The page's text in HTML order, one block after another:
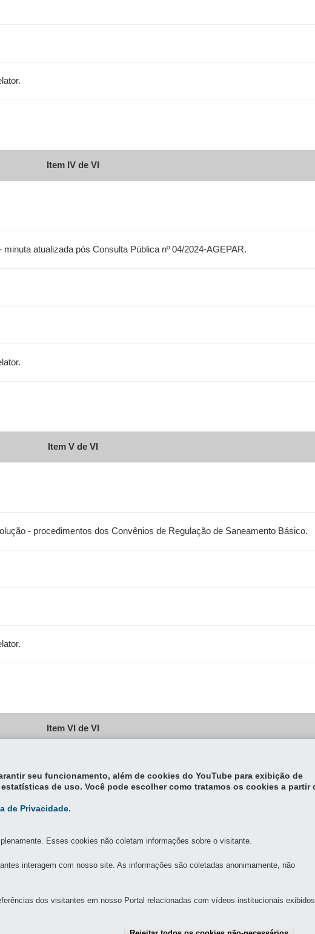
Item IV de VI
atualizada pós Consulta Pública nº 04/2024-AGEPAR.
Item V de VI
- procedimentos dos Convênios de Regulação de Saneamento Básico.
Item VI de VI
PÚBLICOS DELEGADOS DO PARANÁ -
seu funcionamento, além de cookies do YouTube para exibição de
de uso. Você pode escolher como tratamos os cookies a partir
de Privacidade.
Esses cookies não coletam informações sobre o visitante.
interagem com nosso site. As informações são coletadas anonimamente, não
dos visitantes em nosso Portal relacionadas com vídeos institucionais exibidos